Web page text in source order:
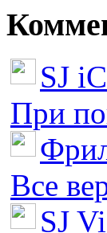
SJ
При
Все
SJ